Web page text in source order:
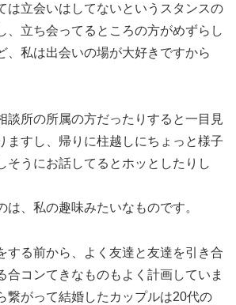
は立会いはしてないというスタンスの
、立ち会ってるところの方がめずらし
、私は出会いの場が大好きですから
談所の所属の方だったりすると一目見
ますし、帰りに柱越しにちょっと様子
そうにお話してるとホッとしたりし
は、私の趣味みたいなものです。
する前から、よく友達と友達を引き合
合コンてきなものもよく計画していま
繋がって結婚したカップルは20代の